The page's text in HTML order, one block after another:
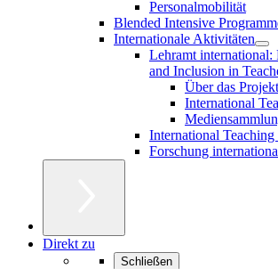
Personalmobilität
Blended Intensive
Internationale Aktivitäten
Lehramt
and Inclusion in
Über das Projekt
International
International
Forschung
Direkt zu
Schließen